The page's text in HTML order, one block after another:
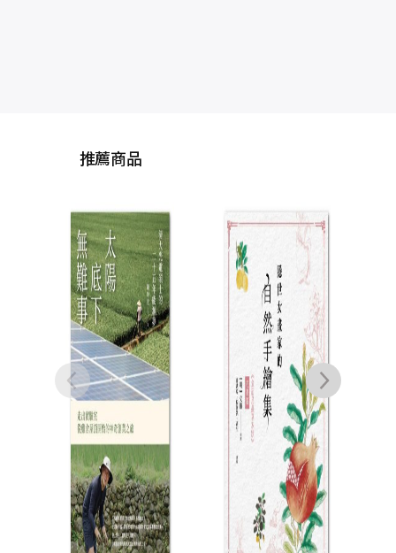
推薦商品
隱世女畫家的自然手
繪集：《金石昆蟲草
木狀》動物篇
文俶
NT$ 1,300
NT$ 1,027